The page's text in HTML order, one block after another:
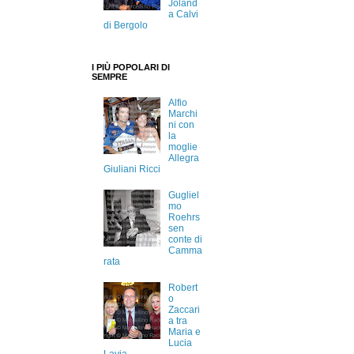
Joland
a Calvi
di Bergolo
I PIÙ POPOLARI DI
SEMPRE
Alfio
Marchi
ni con
la
moglie
Allegra
Giuliani Ricci
Gugliel
mo
Roehrs
sen
conte di
Camma
rata
Robert
o
Zaccari
a tra
Maria e
Lucia